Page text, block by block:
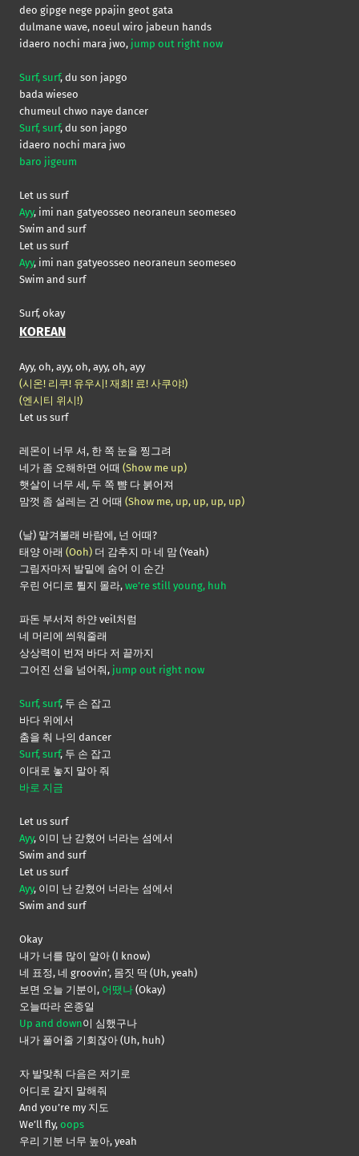
deo gipge nege ppajin geot gata
dulmane wave, noeul wiro jabeun hands
idaero nochi mara jwo, jump out right now
Surf, surf, du son japgo
bada wieseo
chumeul chwo naye dancer
Surf, surf, du son japgo
idaero nochi mara jwo
baro jigeum
Let us surf
Ayy, imi nan gatyeosseo neoraneun seomeseo
Swim and surf
Let us surf
Ayy, imi nan gatyeosseo neoraneun seomeseo
Swim and surf
Surf, okay
KOREAN
Ayy, oh, ayy, oh, ayy, oh, ayy
(시온! 리쿠! 유우시! 재희! 료! 사쿠야!)
(엔시티 위시!)
Let us surf
레몬이 너무 셔, 한 쪽 눈을 찡그려
네가 좀 오해하면 어때 (Show me up)
햇살이 너무 세, 두 쪽 뺨 다 붉어져
맘껏 좀 설레는 건 어때 (Show me, up, up, up, up)
(날) 맡겨볼래 바람에, 넌 어때?
태양 아래 (Ooh) 더 감추지 마 네 맘 (Yeah)
그림자마저 발밑에 숨어 이 순간
우린 어디로 튈지 몰라, we’re still young, huh
파돈 부서져 하얀 veil처럼
네 머리에 씌워줄래
상상력이 번져 바다 저 끝까지
그어진 선을 넘어줘, jump out right now
Surf, surf, 두 손 잡고
바다 위에서
춤을 춰 나의 dancer
Surf, surf, 두 손 잡고
이대로 놓지 말아 줘
바로 지금
Let us surf
Ayy, 이미 난 갇혔어 너라는 섬에서
Swim and surf
Let us surf
Ayy, 이미 난 갇혔어 너라는 섬에서
Swim and surf
Okay
내가 너를 많이 알아 (I know)
네 표정, 네 groovin’, 몸짓 딱 (Uh, yeah)
보면 오늘 기분이, 어땠나 (Okay)
오늘따라 온종일
Up and down이 심했구나
내가 풀어줄 기회잖아 (Uh, huh)
자 발맞춰 다음은 저기로
어디로 갈지 말해줘
And you’re my 지도
We’ll fly, oops
우리 기분 너무 높아, yeah